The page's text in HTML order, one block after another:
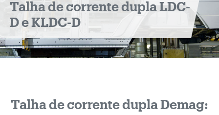
&
KLDC-
D
Talha de corrente dupla LDC-
D e KLDC-D
Talha de corrente dupla Demag: